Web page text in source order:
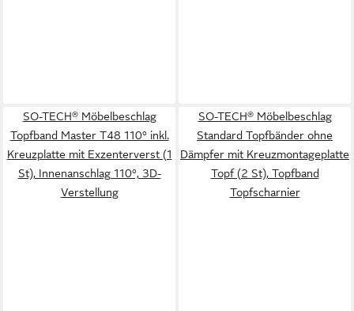
SO-TECH® Möbelbeschlag
Topfband Master T48 110° inkl.
Kreuzplatte mit Exzenterverst (1
St), Innenanschlag 110°, 3D-
Verstellung
SO-TECH® Möbelbeschlag
Standard Topfbänder ohne
Dämpfer mit Kreuzmontageplatte
Topf (2 St), Topfband
Topfscharnier